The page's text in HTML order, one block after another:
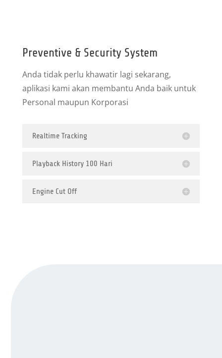
Preventive & Security System
Anda tidak perlu khawatir lagi sekarang,
aplikasi kami akan membantu Anda baik untuk
Personal maupun Korporasi
Realtime Tracking
Playback History 100 Hari
Engine Cut Off